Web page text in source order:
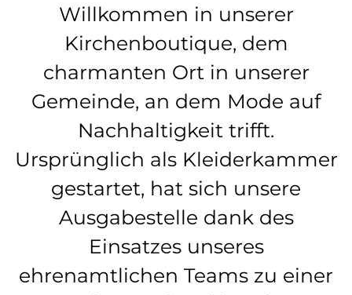
Willkommen in unserer
Kirchenboutique, dem
charmanten Ort in unserer
Gemeinde, an dem Mode auf
Nachhaltigkeit trifft.
Ursprünglich als Kleiderkammer
gestartet, hat sich unsere
Ausgabestelle dank des
Einsatzes unseres
ehrenamtlichen Teams zu einer